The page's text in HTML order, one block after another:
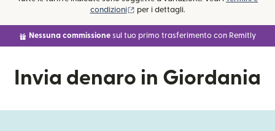
condizioni
(si apre in una nuova finestra)
per i dettagli.
Nessuna commissione sul tuo primo trasferimento con Remitly
Invia denaro in Giordania